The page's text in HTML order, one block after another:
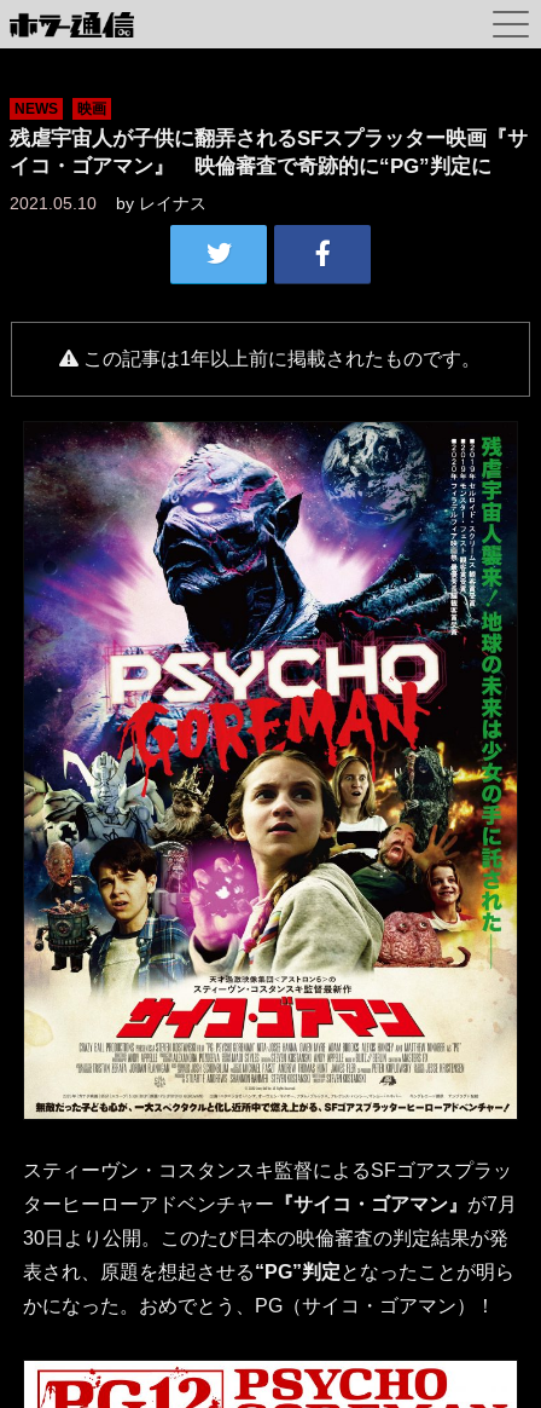
NEWS 映画
残虐宇宙人が子供に翻弄されるSFスプラッター映画『サ
イコ・ゴアマン』 映倫審査で奇跡的に“PG”判定に
2021.05.10 by レイナス
この記事は1年以上前に掲載されたものです。
スティーヴン・コスタンスキ監督によるSFゴアスプラッ
ターヒーローアドベンチャー 『サイコ・ゴアマン』 が7月
30日より公開。このたび日本の映倫審査の判定結果が発
表され、原題を想起させる“PG”判定となったことが明ら
かになった。おめでとう、PG（サイコ・ゴアマン）！